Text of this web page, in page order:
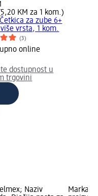
KM za 1 kom.)
Četkica za zube 6+
vrsta, 1 kom.
(3)
online
dostupnost u
trgovini
Naziv
Marka: